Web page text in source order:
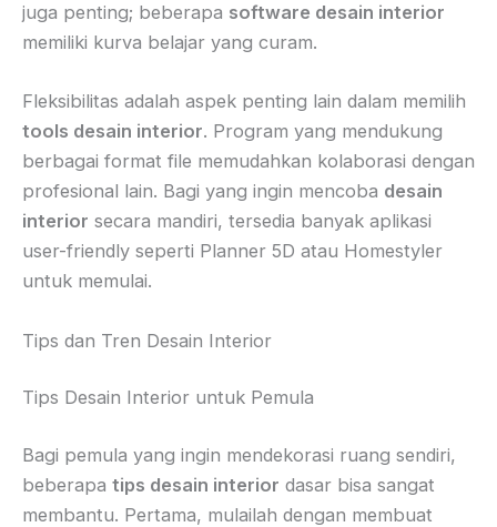
juga penting; beberapa software desain interior
memiliki kurva belajar yang curam.
Fleksibilitas adalah aspek penting lain dalam memilih
tools desain interior. Program yang mendukung
berbagai format file memudahkan kolaborasi dengan
profesional lain. Bagi yang ingin mencoba desain
interior secara mandiri, tersedia banyak aplikasi
user-friendly seperti Planner 5D atau Homestyler
untuk memulai.
Tips dan Tren Desain Interior
Tips Desain Interior untuk Pemula
Bagi pemula yang ingin mendekorasi ruang sendiri,
beberapa tips desain interior dasar bisa sangat
membantu. Pertama, mulailah dengan membuat